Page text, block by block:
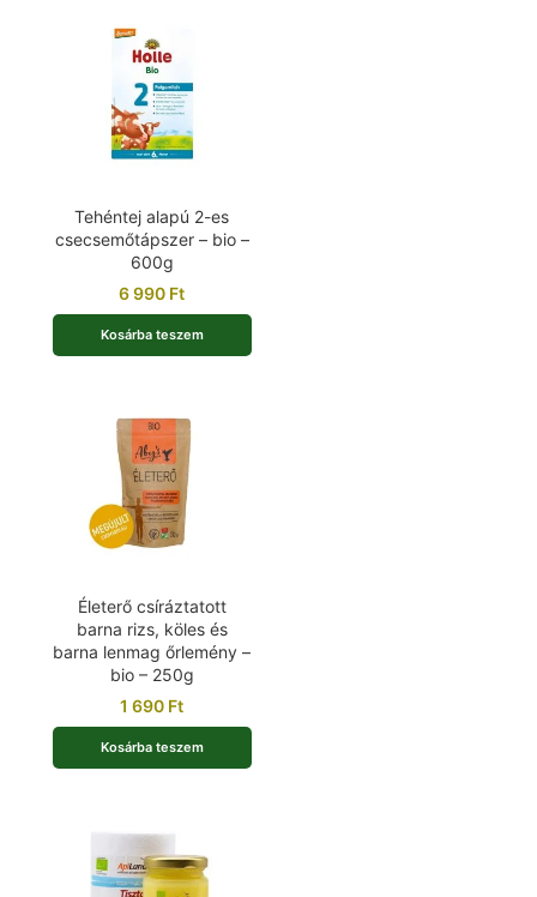
Tehéntej alapú 2-es
csecsemőtápszer – bio –
600g
6 990 Ft
Kosárba teszem
Életerő csíráztatott
barna rizs, köles és
barna lenmag őrlemény –
bio – 250g
1 690 Ft
Kosárba teszem